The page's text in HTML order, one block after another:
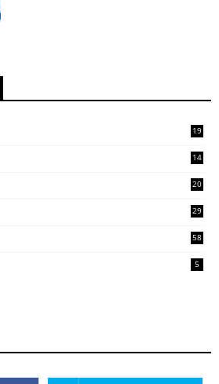
19
14
20
29
58
5